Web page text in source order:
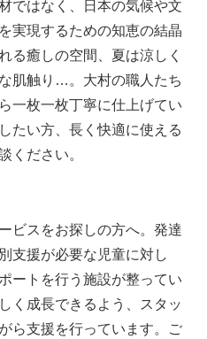
ではなく、日本の気候や文
実現するための知恵の結晶
る癒しの空間、夏は涼しく
肌触り…。大村の職人たち
一枚一枚丁寧に仕上げてい
たい方、長く快適に使える
ください。
ビスをお探しの方へ。発達
支援が必要な児童に対し
ートを行う施設が整ってい
く成長できるよう、スタッ
ら支援を行っています。ご